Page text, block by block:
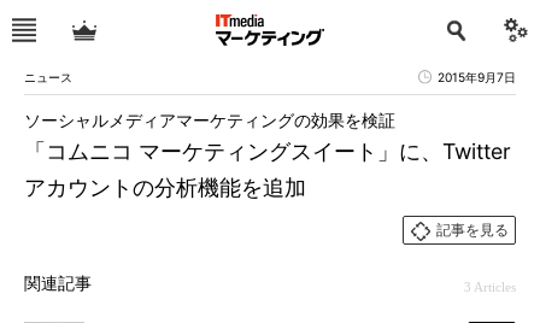
ニュース 2015年9月7日
「コムニコ マーケティングスイート」に、Twitter
アカウントの分析機能を追加
ソーシャルメディアマーケティングの効果を検証
記事を見る
関連記事 3 Articles